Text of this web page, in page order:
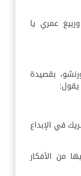
عمري يا
بقصيدة
في الإبداع
من الأفكار